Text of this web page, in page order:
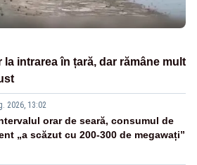
la intrarea în țară, dar rămâne mult
2026, 13:02
orar de seară, consumul de
„a scăzut cu 200-300 de megawați”